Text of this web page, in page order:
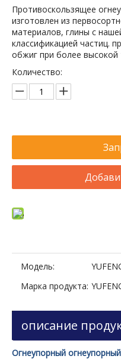
Противоскользящее
изготовлен из
материалов, глины с
классификацией частиц.
обжиг при более высокой
Количество:
Модель:
Марка продукта:
описание
Огнеупорный огнеупорный